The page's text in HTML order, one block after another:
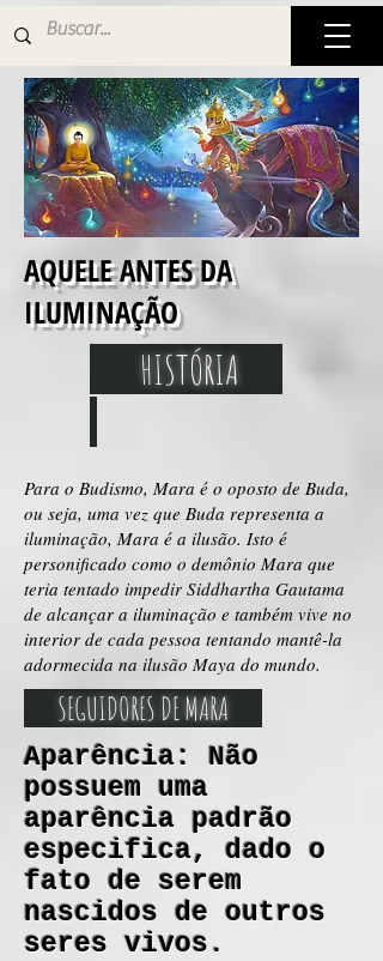
AQUELE ANTES DA
ILUMINAÇÃO
HISTÓRIA
Para o Budismo, Mara é o oposto de Buda,
ou seja, uma vez que Buda representa a
iluminação, Mara é a ilusão. Isto é
personificado como o demônio Mara que
teria tentado impedir Siddhartha Gautama
de alcançar a iluminação e também vive no
interior de cada pessoa tentando mantê-la
adormecida na ilusão Maya do mundo.
SEGUIDORES DE MARA
Aparência: Não
possuem uma
aparência padrão
especifica, dado o
fato de serem
nascidos de outros
seres vivos.